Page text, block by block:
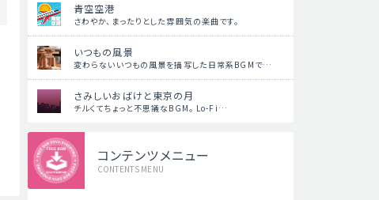
青空空港
さわやか、まったりとした雰囲気の楽曲です。
いつもの風景
変わらないいつもの風景を描写した日常系BGMで…
さみしいおばけと東京の月
チルくてちょっと不思議なBGM。 Lo-Fi…
コンテンツメニュー
CONTENTS MENU